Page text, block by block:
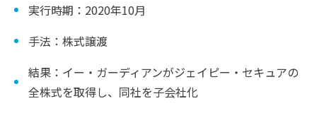
実行時期：2020年10月
手法：株式譲渡
結果：イー・ガーディアンがジェイピー・セキュアの
全株式を取得し、同社を子会社化